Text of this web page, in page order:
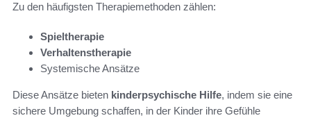
Zu den häufigsten Therapiemethoden zählen:
Spieltherapie
Verhaltenstherapie
Systemische Ansätze
Diese Ansätze bieten kinderpsychische Hilfe, indem sie eine
sichere Umgebung schaffen, in der Kinder ihre Gefühle